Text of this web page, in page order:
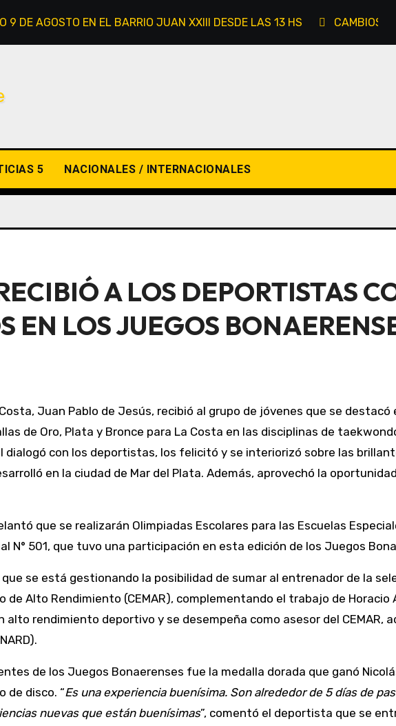
9 DE AGOSTO EN EL BARRIO JUAN XXIII DESDE LAS 13 HS CAMBIOS
5 NACIONALES / INTERNACIONALES
A LOS DEPORTISTAS
EN LOS JUEGOS
Juan Pablo de Jesús, recibió al grupo de jóvenes que se
de Oro, Plata y Bronce para La Costa en las disciplinas de
en la ciudad de Mar del Plata. Además, aprovechó la
que se realizarán Olimpiadas Escolares para las Escuelas
N° 501, que tuvo una participación en esta edición de los Juegos
se está gestionando la posibilidad de sumar al entrenador de la
de Alto Rendimiento (CEMAR), complementando el trabajo de Horacio
rendimiento deportivo y se desempeña como asesor del CEMAR,
de los Juegos Bonaerenses fue la medalla dorada que ganó
de disco. “Es una experiencia buenísima. Son alrededor de 5 días de
nuevas que están buenísimas”, comentó el deportista que se